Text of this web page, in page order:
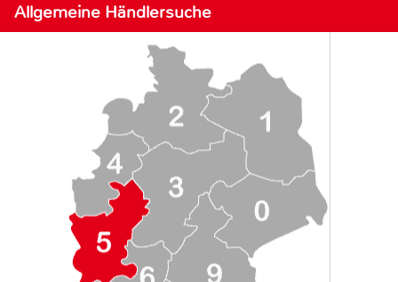
Allgemeine Händlersuche